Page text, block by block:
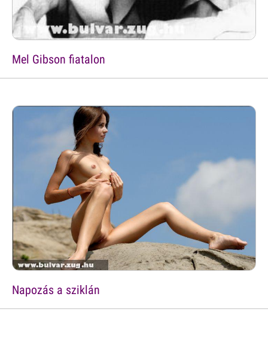
Mel Gibson fiatalon
Napozás a sziklán